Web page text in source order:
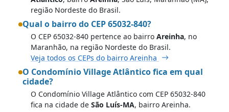
região Nordeste do Brasil.
Qual o bairro do CEP 65032-840?
O CEP 65032-840 pertence ao bairro Areinha, no
Maranhão, na região Nordeste do Brasil.
Veja todos os CEPs do bairro Areinha
O Condomínio Village Atlântico fica em qual
cidade?
O Condomínio Village Atlântico com CEP 65032-840
fica na cidade de São Luís-MA, bairro Areinha.